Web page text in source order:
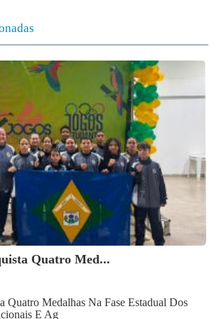
Quatro Med...
Quatro Medalhas Na Fase Estadual Dos
E Ag